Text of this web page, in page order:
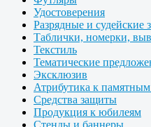
Удостоверения
Разрядные и судейские
Таблички, номерки,
Текстиль
Тематические
Эксклюзив
Атрибутика к
Средства защиты
Продукция к юбилеям
Стенды и баннеры